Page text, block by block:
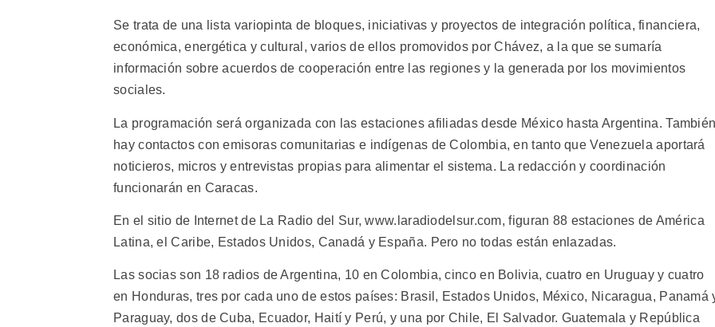
Se trata de una lista variopinta de bloques, iniciativas y proyectos de integración política, financiera,
económica, energética y cultural, varios de ellos promovidos por Chávez, a la que se sumaría
información sobre acuerdos de cooperación entre las regiones y la generada por los movimientos
sociales.
La programación será organizada con las estaciones afiliadas desde México hasta Argentina.
hay contactos con emisoras comunitarias e indígenas de Colombia, en tanto que Venezuela aportará
noticieros, micros y entrevistas propias para alimentar el sistema. La redacción y coordinación
funcionarán en Caracas.
En el sitio de Internet de La Radio del Sur, www.laradiodelsur.com, figuran 88 estaciones de América
Latina, el Caribe, Estados Unidos, Canadá y España. Pero no todas están enlazadas.
Las socias son 18 radios de Argentina, 10 en Colombia, cinco en Bolivia, cuatro en Uruguay y cuatro
en Honduras, tres por cada uno de estos países: Brasil, Estados Unidos, México, Nicaragua, Panamá
Paraguay, dos de Cuba, Ecuador, Haití y Perú, y una por Chile, El Salvador. Guatemala y República